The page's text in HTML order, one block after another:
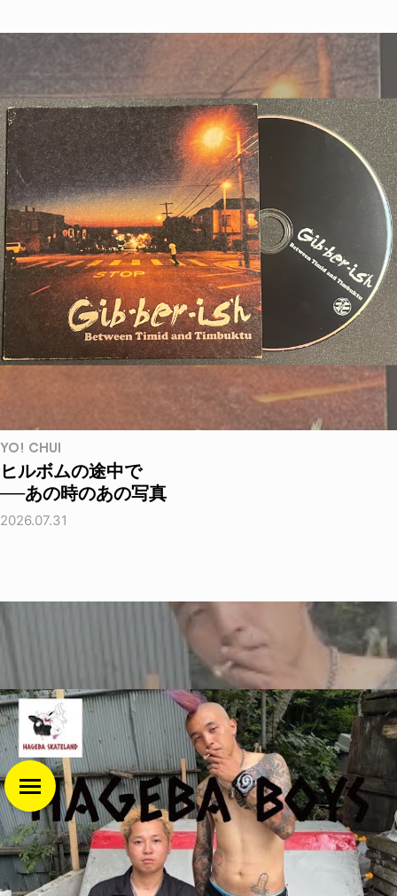
YO! CHUI
ヒルボムの途中で
──あの時のあの写真
2026.07.31